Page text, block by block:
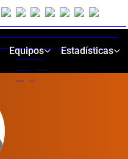
Equipos Estadísticas